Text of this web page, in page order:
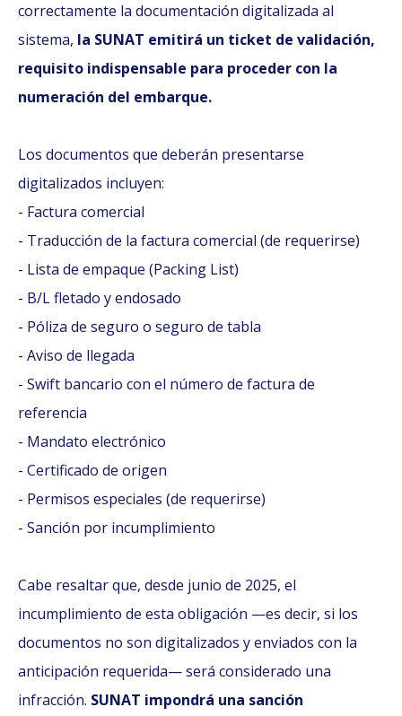
correctamente la documentación digitalizada al
sistema, la SUNAT emitirá un ticket de validación,
requisito indispensable para proceder con la
numeración del embarque.
Los documentos que deberán presentarse
digitalizados incluyen:
- Factura comercial
- Traducción de la factura comercial (de requerirse)
- Lista de empaque (Packing List)
- B/L fletado y endosado
- Póliza de seguro o seguro de tabla
- Aviso de llegada
- Swift bancario con el número de factura de
referencia
- Mandato electrónico
- Certificado de origen
- Permisos especiales (de requerirse)
- Sanción por incumplimiento
Cabe resaltar que, desde junio de 2025, el
incumplimiento de esta obligación —es decir, si los
documentos no son digitalizados y enviados con la
anticipación requerida— será considerado una
infracción. SUNAT impondrá una sanción